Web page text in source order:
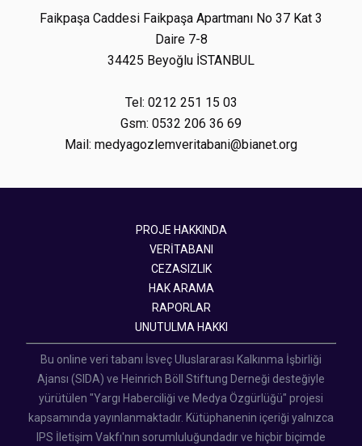
Faikpaşa Caddesi Faikpaşa Apartmanı No 37 Kat 3
Daire 7-8
34425 Beyoğlu İSTANBUL
Tel: 0212 251 15 03
Gsm: 0532 206 36 69
Mail: medyagozlemveritabani@bianet.org
PROJE HAKKINDA
VERİTABANI
CEZASIZLIK
HAK ARAMA
RAPORLAR
UNUTULMA HAKKI
Bu online veri tabanı İsveç Uluslararası Kalkınma İşbirliği
Ajansı (SIDA) ve Heinrich Böll Stiftung Derneği desteğiyle
yürütülen "Yargı Haberciliği ve Medya Özgürlüğü" projesi
kapsamında yayınlanmaktadır. Kütüphanenin içeriği yalnızca
IPS İletişim Vakfı'nın sorumluluğundadır ve hiçbir biçimde